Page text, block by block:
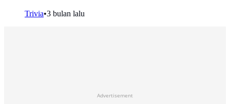
Trivia•3 bulan lalu
Advertisement